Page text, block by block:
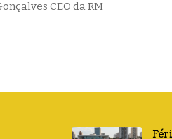
CEO da RM